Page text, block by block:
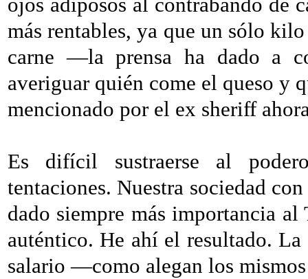
más rentables, ya que un sólo
carne —la prensa ha dado a
averiguar quién come el queso y
mencionado por el ex sheriff
Es difícil sustraerse al
tentaciones. Nuestra sociedad
dado siempre más importancia
auténtico. He ahí el resultado.
salario —como alegan los